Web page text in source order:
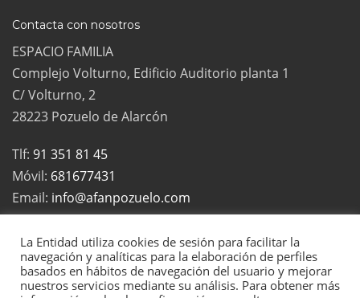
Contacta con nosotros
ESPACIO FAMILIA
Complejo Volturno, Edificio Auditorio planta 1
C/ Volturno, 2
28223 Pozuelo de Alarcón
Tlf: 91 351 81 45
Móvil: 681677431
Email: info@afanpozuelo.com
2022 Todos los derechos reservados | La Asociación de Familias
Numerosas de Pozuelo es una asociación sin ánimo de lucro, inscrita
La Entidad utiliza cookies de sesión para facilitar la
navegación y analíticas para la elaboración de perfiles
basados en hábitos de navegación del usuario y mejorar
nuestros servicios mediante su análisis. Para obtener más